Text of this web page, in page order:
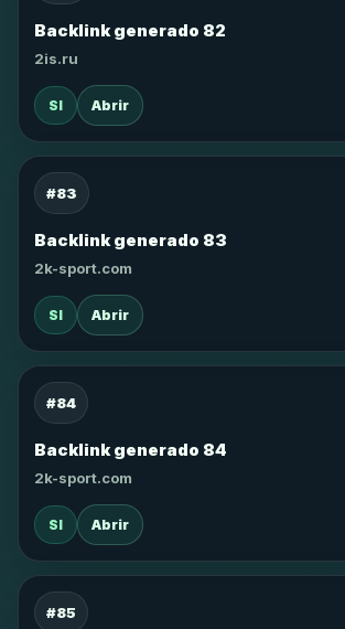
Backlink generado 82
2is.ru
SI Abrir
#83
Backlink generado 83
2k-sport.com
SI Abrir
#84
Backlink generado 84
2k-sport.com
SI Abrir
#85